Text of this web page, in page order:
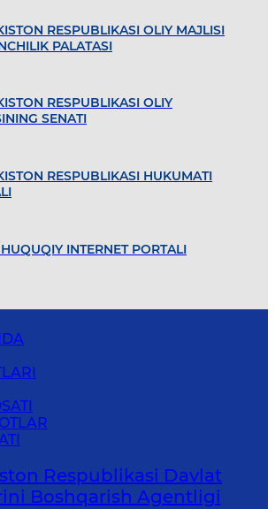
RESPUBLIKASI OLIY MAJLISI
PALATASI
RESPUBLIKASI OLIY
SENATI
RESPUBLIKASI HUKUMATI
INTERNET PORTALI
Respublikasi Davlat
Boshqarish Agentligi